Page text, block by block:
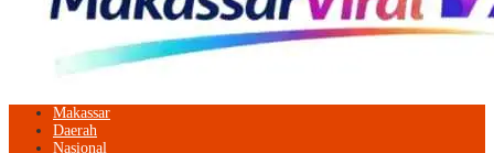
Makassar
Daerah
Nasional